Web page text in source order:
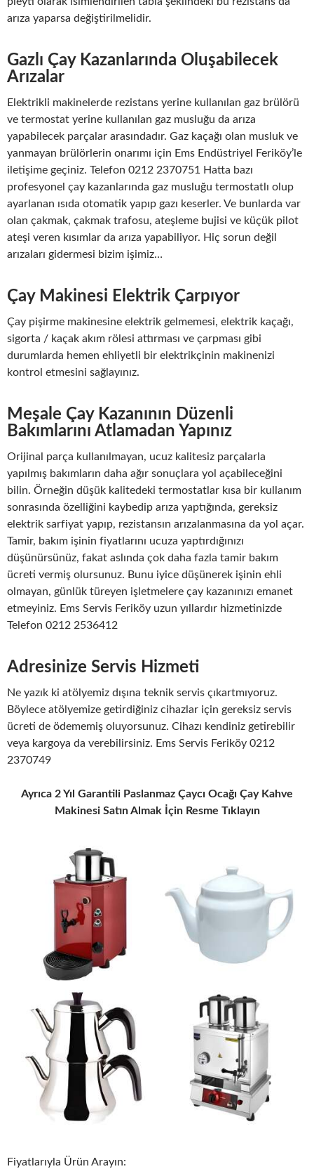
arıza yaparsa değiştirilmelidir.
Gazlı Çay Kazanlarında Oluşabilecek
Arızalar
Elektrikli makinelerde rezistans yerine kullanılan gaz brülörü
ve termostat yerine kullanılan gaz musluğu da arıza
yapabilecek parçalar arasındadır. Gaz kaçağı olan musluk ve
yanmayan brülörlerin onarımı için Ems Endüstriyel Feriköy’le
iletişime geçiniz. Telefon 0212 2370751 Hatta bazı
profesyonel çay kazanlarında gaz musluğu termostatlı olup
ayarlanan ısıda otomatik yapıp gazı keserler. Ve bunlarda var
olan çakmak, çakmak trafosu, ateşleme bujisi ve küçük pilot
ateşi veren kısımlar da arıza yapabiliyor. Hiç sorun değil
arızaları gidermesi bizim işimiz…
Çay Makinesi Elektrik Çarpıyor
Çay pişirme makinesine elektrik gelmemesi, elektrik kaçağı,
sigorta / kaçak akım rölesi attırması ve çarpması gibi
durumlarda hemen ehliyetli bir elektrikçinin makinenizi
kontrol etmesini sağlayınız.
Meşale Çay Kazanının Düzenli
Bakımlarını Atlamadan Yapınız
Orijinal parça kullanılmayan, ucuz kalitesiz parçalarla
yapılmış bakımların daha ağır sonuçlara yol açabileceğini
bilin. Örneğin düşük kalitedeki termostatlar kısa bir kullanım
sonrasında özelliğini kaybedip arıza yaptığında, gereksiz
elektrik sarfiyat yapıp, rezistansın arızalanmasına da yol açar.
Tamir, bakım işinin fiyatlarını ucuza yaptırdığınızı
düşünürsünüz, fakat aslında çok daha fazla tamir bakım
ücreti vermiş olursunuz. Bunu iyice düşünerek işinin ehli
olmayan, günlük türeyen işletmelere çay kazanınızı emanet
etmeyiniz. Ems Servis Feriköy uzun yıllardır hizmetinizde
Telefon 0212 2536412
Adresinize Servis Hizmeti
Ne yazık ki atölyemiz dışına teknik servis çıkartmıyoruz.
Böylece atölyemize getirdiğiniz cihazlar için gereksiz servis
ücreti de ödememiş oluyorsunuz. Cihazı kendiniz getirebilir
veya kargoya da verebilirsiniz. Ems Servis Feriköy 0212
2370749
Ayrıca 2 Yıl Garantili Paslanmaz Çaycı Ocağı Çay Kahve
Makinesi Satın Almak İçin Resme Tıklayın
Fiyatlarıyla Ürün Arayın: